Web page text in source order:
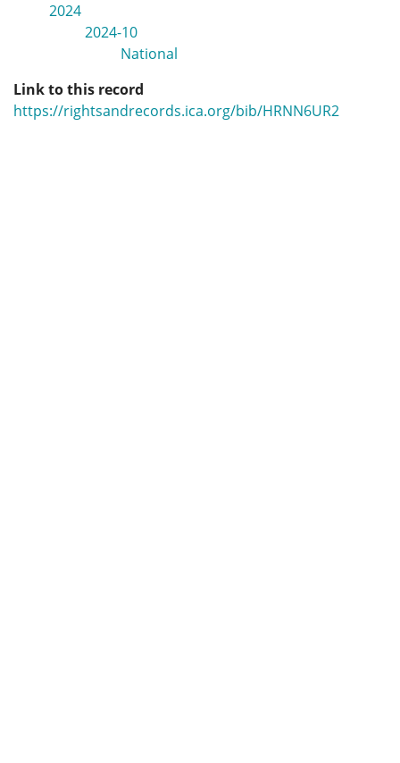
2024
2024-10
National
Link to this record
https://rightsandrecords.ica.org/bib/HRNN6UR2